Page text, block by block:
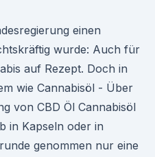
einen
wurde: Auch für
auf Rezept. Doch in
wie Cannabisöl - Über
von CBD Öl Cannabisöl
in Kapseln oder in
genommen nur eine